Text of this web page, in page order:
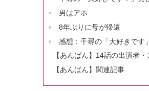
男はアホ
8年ぶりに母が帰還
感想：千尋の「大好きです
【あんぱん】14話の出演者
【あんぱん】関連記事